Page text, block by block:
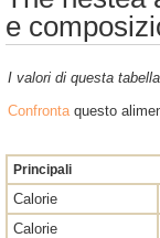
e
I valori di questa
Confrontaquesto
Principali
Calorie
Calorie